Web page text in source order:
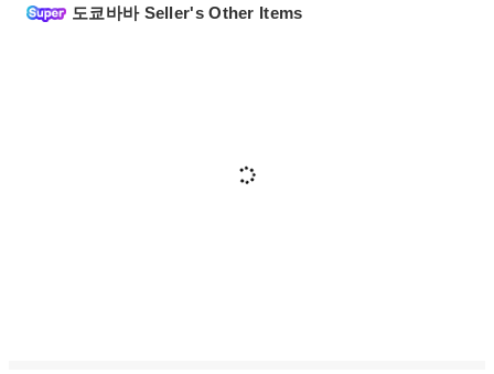
도쿄바바 Seller's Other Items